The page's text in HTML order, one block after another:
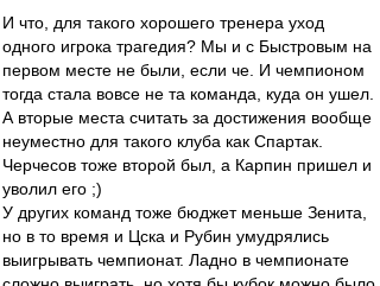
И что, для такого хорошего тренера уход
одного игрока трагедия? Мы и с Быстровым на
первом месте не были, если че. И чемпионом
тогда стала вовсе не та команда, куда он ушел.
А вторые места считать за достижения вообще
неуместно для такого клуба как Спартак.
Черчесов тоже второй был, а Карпин пришел и
уволил его ;)
У других команд тоже бюджет меньше Зенита,
но в то время и Цска и Рубин умудрялись
выигрывать чемпионат. Ладно в чемпионате